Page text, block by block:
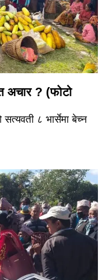
अचार ? (फोटो
८ भार्सेमा बेच्न